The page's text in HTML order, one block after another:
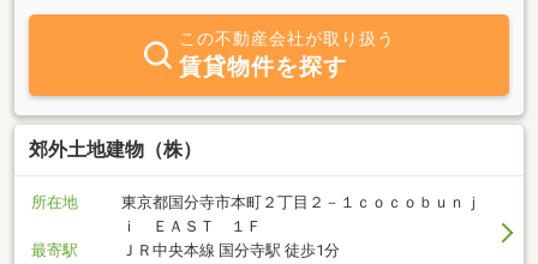
０年に東村山に根を下ろして以来、お客様に接する姿勢は一貫とし
て親切・丁寧を心掛けております。おかげ様で設立以来さまざまな
お客様の声にお応えしながら快適なライフスタイルを支え続けてき
ました。「人が集まる家をご提供する」それが私達のテーマです。
家は恋愛のように相性があります。私達もお客様と真剣に見つめ合
い努力します。
この不動産会社が取り扱う
賃貸物件を探す
郊外土地建物（株）
所在地
東京都国分寺市本町２丁目２－１ｃｏｃｏｂｕｎｊ
ｉ ＥＡＳＴ １Ｆ
最寄駅
ＪＲ中央本線 国分寺駅 徒歩1分